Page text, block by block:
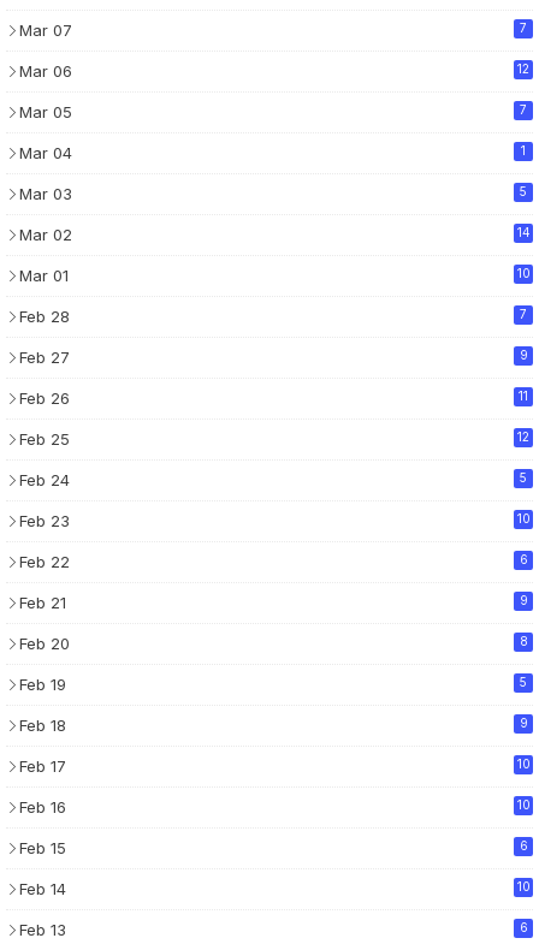
Mar 07 7
Mar 06 12
Mar 05 7
Mar 04 1
Mar 03 5
Mar 02 14
Mar 01 10
Feb 28 7
Feb 27 9
Feb 26 11
Feb 25 12
Feb 24 5
Feb 23 10
Feb 22 6
Feb 21 9
Feb 20 8
Feb 19 5
Feb 18 9
Feb 17 10
Feb 16 10
Feb 15 6
Feb 14 10
Feb 13 6